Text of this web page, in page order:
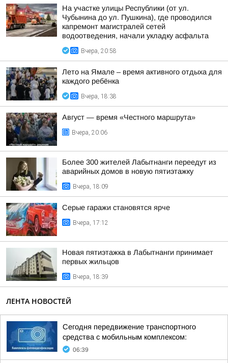
На участке улицы Республики (от ул.
Чубынина до ул. Пушкина), где проводился
капремонт магистралей сетей
водоотведения, начали укладку асфальта
Вчера, 20:58
Лето на Ямале – время активного отдыха для
каждого ребёнка
Вчера, 18:38
Август — время «Честного маршрута»
Вчера, 20:06
Более 300 жителей Лабытнанги переедут из
аварийных домов в новую пятиэтажку
Вчера, 18:09
Серые гаражи становятся ярче
Вчера, 17:12
Новая пятиэтажка в Лабытнанги принимает
первых жильцов
Вчера, 18:39
ЛЕНТА НОВОСТЕЙ
Сегодня передвижение транспортного
средства с мобильным комплексом:
06:39